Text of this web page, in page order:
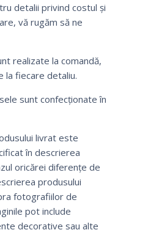
detalii privind costul și
vă rugăm să ne
realizate la comandă,
la fiecare detaliu.
sunt confecționate în
livrat este
în descrierea
oricărei diferențe de
produsului
fotografiilor de
pot include
decorative sau alte